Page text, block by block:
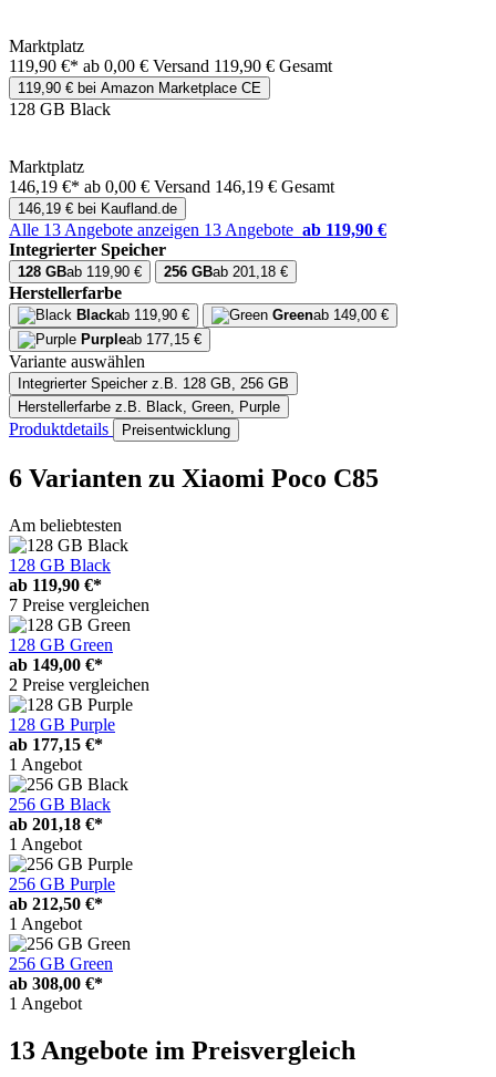
Marktplatz
119,90 €* ab 0,00 € Versand 119,90 € Gesamt
119,90 € bei Amazon Marketplace CE
128 GB Black
Marktplatz
146,19 €* ab 0,00 € Versand 146,19 € Gesamt
146,19 € bei Kaufland.de
Alle 13 Angebote anzeigen 13 Angebote ab 119,90 €
Integrierter Speicher
128 GBab 119,90 € 256 GBab 201,18 €
Herstellerfarbe
Blackab 119,90 € Greenab 149,00 €
Purpleab 177,15 €
Variante auswählen
Integrierter Speicher z.B. 128 GB, 256 GB
Herstellerfarbe z.B. Black, Green, Purple
Produktdetails Preisentwicklung
6 Varianten zu Xiaomi Poco C85
Am beliebtesten
128 GB Black
ab 119,90 €*
7 Preise vergleichen
128 GB Green
ab 149,00 €*
2 Preise vergleichen
128 GB Purple
ab 177,15 €*
1 Angebot
256 GB Black
ab 201,18 €*
1 Angebot
256 GB Purple
ab 212,50 €*
1 Angebot
256 GB Green
ab 308,00 €*
1 Angebot
13 Angebote im Preisvergleich